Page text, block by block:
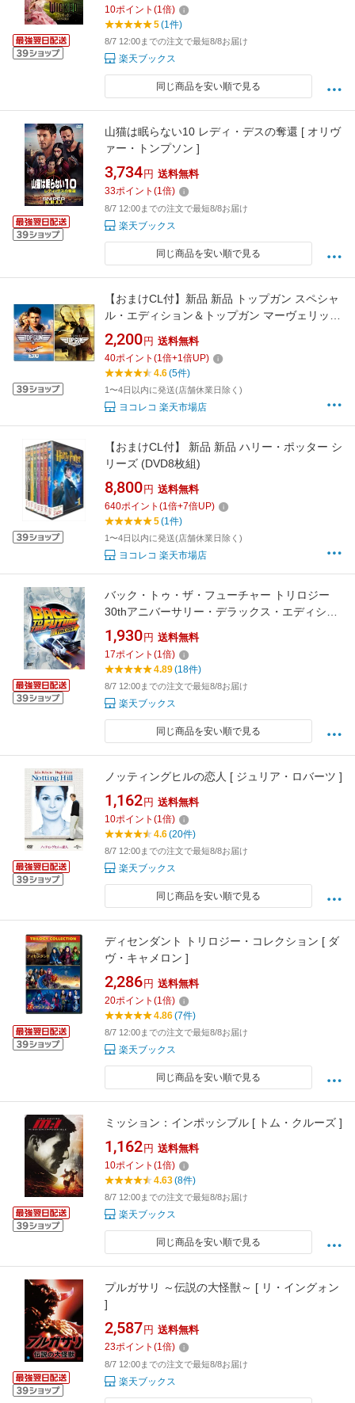
10ポイント (1倍)
5(1件)
8/7 12:00までの注文で最短8/8お届け
楽天ブックス
同じ商品を安い順で見る
山猫は眠らない10 レディ・デスの奪還 [ オリヴ
ァー・トンプソン ]
3,734 円 送料無料
33ポイント (1倍)
8/7 12:00までの注文で最短8/8お届け
楽天ブックス
同じ商品を安い順で見る
【おまけCL付】新品 新品 トップガン スペシャ
ル・エディション＆トップガン マーヴェリック
DVD2枚セット / トム・クルーズ(DVD) SET-
321-TOP2
2,200 円 送料無料
40ポイント (1倍+1倍UP)
4.6(5件)
1〜4日以内に発送(店舗休業日除く)
ヨコレコ 楽天市場店
【おまけCL付】 新品 新品 ハリー・ポッター シ
リーズ (DVD8枚組)
8,800 円 送料無料
640ポイント (1倍+7倍UP)
5(1件)
1〜4日以内に発送(店舗休業日除く)
ヨコレコ 楽天市場店
バック・トゥ・ザ・フューチャー トリロジー
30thアニバーサリー・デラックス・エディショ
ン DVD-BOX [ マイケル・J.フォックス ]
1,930 円 送料無料
17ポイント (1倍)
4.89(18件)
8/7 12:00までの注文で最短8/8お届け
楽天ブックス
同じ商品を安い順で見る
ノッティングヒルの恋人 [ ジュリア・ロバーツ ]
1,162 円 送料無料
10ポイント (1倍)
4.6(20件)
8/7 12:00までの注文で最短8/8お届け
楽天ブックス
同じ商品を安い順で見る
ディセンダント トリロジー・コレクション [ ダ
ヴ・キャメロン ]
2,286 円 送料無料
20ポイント (1倍)
4.86(7件)
8/7 12:00までの注文で最短8/8お届け
楽天ブックス
同じ商品を安い順で見る
ミッション：インポッシブル [ トム・クルーズ ]
1,162 円 送料無料
10ポイント (1倍)
4.63(8件)
8/7 12:00までの注文で最短8/8お届け
楽天ブックス
同じ商品を安い順で見る
プルガサリ ～伝説の大怪獣～ [ リ・イングォン
]
2,587 円 送料無料
23ポイント (1倍)
8/7 12:00までの注文で最短8/8お届け
楽天ブックス